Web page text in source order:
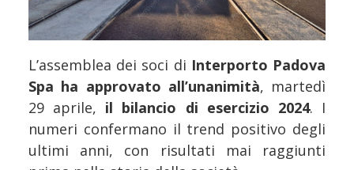
L’assemblea dei soci di Interporto Padova
Spa ha approvato all’unanimità, martedì
29 aprile, il bilancio di esercizio 2024. I
numeri confermano il trend positivo degli
ultimi anni, con risultati mai raggiunti